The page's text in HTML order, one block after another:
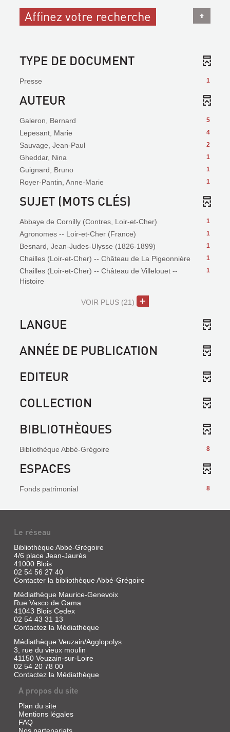
Affinez votre recherche
TYPE DE DOCUMENT
1
Presse
AUTEUR
5
Galeron, Bernard
4
Lepesant, Marie
2
Sauvage, Jean-Paul
1
Gheddar, Nina
1
Guignard, Bruno
1
Royer-Pantin, Anne-Marie
SUJET (MOTS CLÉS)
1
Abbaye de Cornilly (Contres, Loir-et-Cher)
1
Agronomes -- Loir-et-Cher (France)
1
Besnard, Jean-Judes-Ulysse (1826-1899)
1
Chailles (Loir-et-Cher) -- Château de La Pigeonnière
1
Chailles (Loir-et-Cher) -- Château de Villelouet --
Histoire
VOIR PLUS (21)
LANGUE
ANNÉE DE PUBLICATION
EDITEUR
COLLECTION
BIBLIOTHÈQUES
8
Bibliothèque Abbé-Grégoire
ESPACES
8
Fonds patrimonial
Le réseau
Bibliothèque Abbé-Grégoire
4/6 place Jean-Jaurès
41000 Blois
02 54 56 27 40
Contacter la bibliothèque Abbé-Grégoire
Médiathèque Maurice-Genevoix
Rue Vasco de Gama
41043 Blois Cedex
02 54 43 31 13
Contactez la Médiathèque
Médiathèque Veuzain/Agglopolys
3, rue du vieux moulin
41150 Veuzain-sur-Loire
02 54 20 78 00
Contactez la Médiathèque
A propos du site
Plan du site
Mentions légales
FAQ